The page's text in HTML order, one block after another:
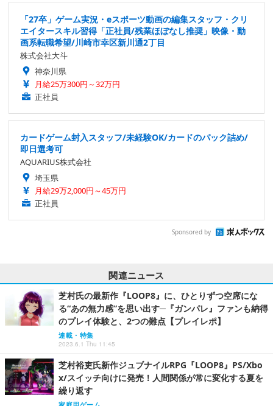
「27卒」ゲーム実況・eスポーツ動画の編集スタッフ・クリ
エイタースキル習得「正社員/残業ほぼなし推奨」映像・動
画系転職希望/川崎市幸区新川通2丁目
株式会社大斗
神奈川県
月給25万300円～32万円
正社員
カードゲーム封入スタッフ/未経験OK/カードのパック詰め/
即日選考可
AQUARIUS株式会社
埼玉県
月給29万2,000円～45万円
正社員
Sponsored by
関連ニュース
芝村氏の最新作『LOOP8』に、ひとりずつ空席にな
る“あの無力感”を思い出す─『ガンパレ』ファンも納得
のプレイ体験と、2つの難点【プレイレポ】
連載・特集
2023.6.1 Thu 11:45
芝村裕吏氏新作ジュブナイルRPG『LOOP8』PS/Xbo
x/スイッチ向けに発売！人間関係が常に変化する夏を
繰り返す